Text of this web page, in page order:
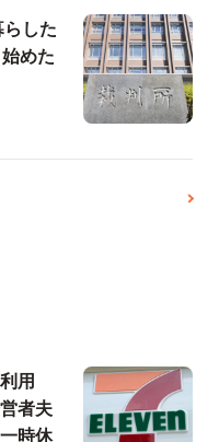
した
めた
用
者夫
時休